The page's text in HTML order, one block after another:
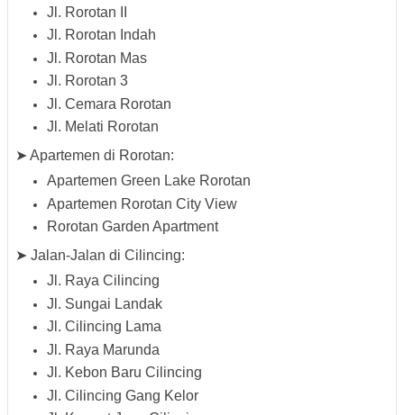
Jl. Rorotan II
Jl. Rorotan Indah
Jl. Rorotan Mas
Jl. Rorotan 3
Jl. Cemara Rorotan
Jl. Melati Rorotan
➤ Apartemen di Rorotan:
Apartemen Green Lake Rorotan
Apartemen Rorotan City View
Rorotan Garden Apartment
➤ Jalan-Jalan di Cilincing:
Jl. Raya Cilincing
Jl. Sungai Landak
Jl. Cilincing Lama
Jl. Raya Marunda
Jl. Kebon Baru Cilincing
Jl. Cilincing Gang Kelor